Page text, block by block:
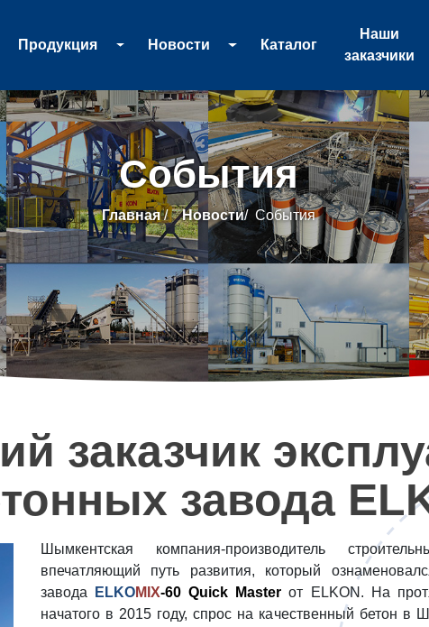
Продукция Новости Каталог
Наши
заказчики
События
Главная/ Новости/ События
заказчик
завода
Шымкентская компания-производитель
впечатляющий путь развития, который
завода
ELKOMIX-60 Quick Master от ELKON. На
начатого в 2015 году, спрос на качественный бетон в